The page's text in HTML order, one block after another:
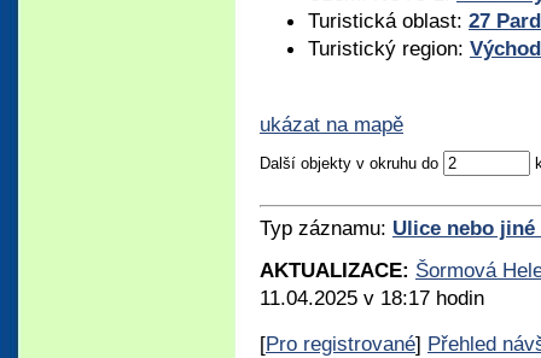
Turistická oblast: 27
Turistický region:
ukázat na mapě
Další objekty v okruhu do
Typ záznamu: Ulice nebo
AKTUALIZACE: Šormová
11.04.2025 v 18:17 hodin
[Pro registrované] Přehled